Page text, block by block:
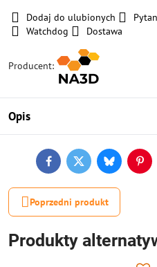
Dodaj do ulubionych
Watchdog
Dostawa
Producent:
Opis
FacebookTwitterBluesky
Poprzedni produkt
Produkty